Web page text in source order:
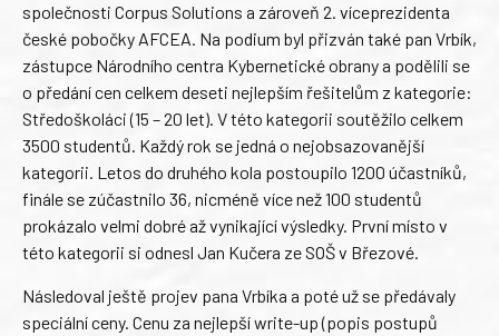
společnosti Corpus Solutions a zároveň 2. víceprezidenta
české pobočky AFCEA. Na podium byl přizván také pan Vrbík,
zástupce Národního centra Kybernetické obrany a podělili se
o předání cen celkem deseti nejlepším řešitelům z kategorie:
Středoškoláci (15 – 20 let). V této kategorii soutěžilo celkem
3500 studentů. Každý rok se jedná o nejobsazovanější
kategorii. Letos do druhého kola postoupilo 1200 účastníků,
finále se zúčastnilo 36, nicméně více než 100 studentů
prokázalo velmi dobré až vynikající výsledky. První místo v
této kategorii si odnesl Jan Kučera ze SOŠ v Březové.
Následoval ještě projev pana Vrbíka a poté už se předávaly
speciální ceny. Cenu za nejlepší write-up (popis postupů